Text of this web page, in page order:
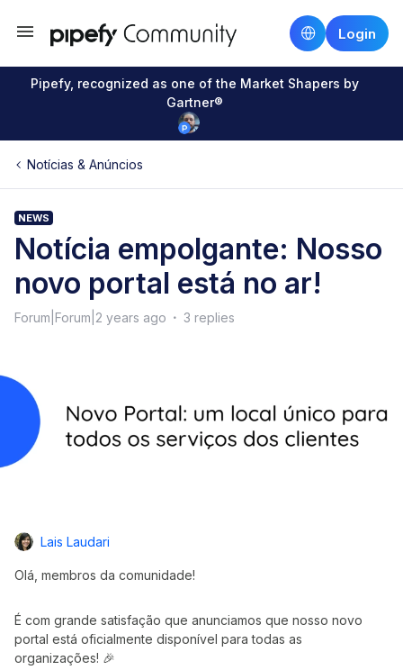
Login
Pipefy, recognized as one of the Market Shapers by
Gartner®
Notícias & Anúncios
NEWS
Notícia empolgante: Nosso
novo portal está no ar!
Forum|Forum|2 years ago 3 replies
Lais Laudari
Olá, membros da comunidade!
É com grande satisfação que anunciamos que nosso novo
portal está oficialmente disponível para todas as
organizações! 🎉